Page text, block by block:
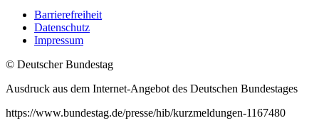
Barrierefreiheit
Datenschutz
Impressum
© Deutscher Bundestag
Ausdruck aus dem Internet-Angebot des Deutschen Bundestages
https://www.bundestag.de/presse/hib/kurzmeldungen-1167480